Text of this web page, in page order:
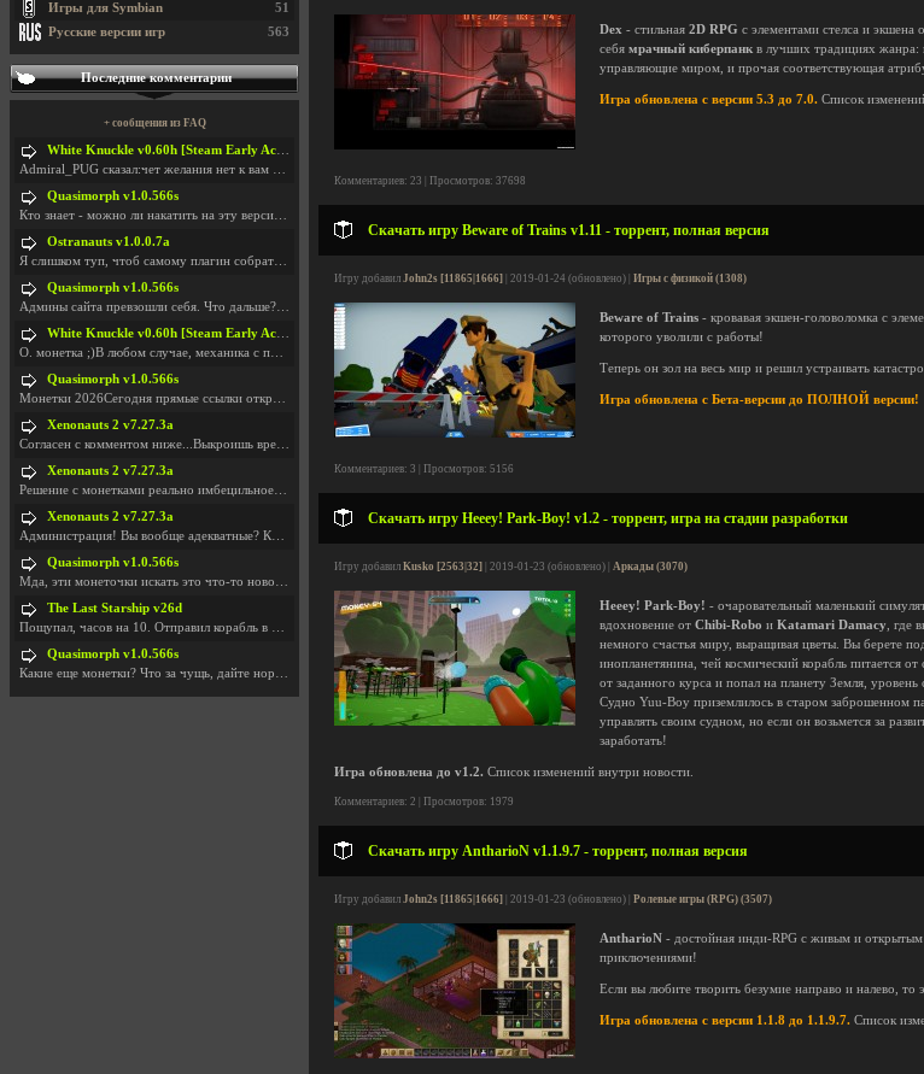
Dex - стильная 2D RPG с элементами стелса и экшена
себя мрачный киберпанк в лучших традициях жанра:
управляющие миром, и прочая соответствующая
Игра обновлена с версии 5.3 до 7.0. Список
Комментариев: 23 | Просмотров: 37698
Скачать игру Beware of Trains v1.11 - торрент, полная версия
Игру добавил John2s [11865|1666] | 2019-01-24 (обновлено) | Игры с физикой (1308)
Beware of Trains - кровавая экшен-головоломка с
которого уволили с работы!
Теперь он зол на весь мир и решил устраивать
Игра обновлена с Бета-версии до ПОЛНОЙ версии!
Комментариев: 3 | Просмотров: 5156
Скачать игру Heeey! Park-Boy! v1.2 - торрент, игра на стадии разработки
Игру добавил Kusko [2563|32] | 2019-01-23 (обновлено) | Аркады (3070)
Heeey! Park-Boy! - очаровательный маленький
вдохновение от Chibi-Robo и Katamari Damacy , где
немного счастья миру, выращивая цветы. Вы берете
инопланетянина, чей космический корабль питается
от заданного курса и попал на планету Земля, уровень
Судно Yuu-Boy приземлилось в старом заброшенном
управлять своим судном, но если он возьмется за
заработать!
Игра обновлена до v1.2. Список изменений внутри новости.
Комментариев: 2 | Просмотров: 1979
Скачать игру AntharioN v1.1.9.7 - торрент, полная версия
Игру добавил John2s [11865|1666] | 2019-01-23 (обновлено) | Ролевые игры (RPG) (3507)
AntharioN - достойная инди-RPG с живым и
приключениями!
Если вы любите творить безумие направо и налево, то
Игра обновлена с версии 1.1.8 до 1.1.9.7. Список
51
Игры для Symbian
563
Русские версии игр
Последние комментарии
+ сообщения из FAQ
White Knuckle v0.60h [Steam Early Access]
Admiral_PUG сказал:чет желания нет к вам сюда захо
Quasimorph v1.0.566s
Кто знает - можно ли накатить на эту версию моды?
Ostranauts v1.0.0.7a
Я слишком туп, чтоб самому плагин собрать. И что-т
Quasimorph v1.0.566s
Админы сайта превзошли себя. Что дальше? Засунь се
White Knuckle v0.60h [Steam Early Access]
О. монетка ;)В любом случае, механика с поиском мо
Quasimorph v1.0.566s
Монетки 2026Сегодня прямые ссылки открываются посл
Xenonauts 2 v7.27.3a
Согласен с комментом ниже...Выкроишь время чтобы з
Xenonauts 2 v7.27.3a
Решение с монетками реально имбецильное. Как сдела
Xenonauts 2 v7.27.3a
Администрация! Вы вообще адекватные? Какие монетки
Quasimorph v1.0.566s
Мда, эти монеточки искать это что-то новое в сфере
The Last Starship v26d
Пощупал, часов на 10. Отправил корабль в другую Га
Quasimorph v1.0.566s
Какие еще монетки? Что за чущь, дайте нормально ск